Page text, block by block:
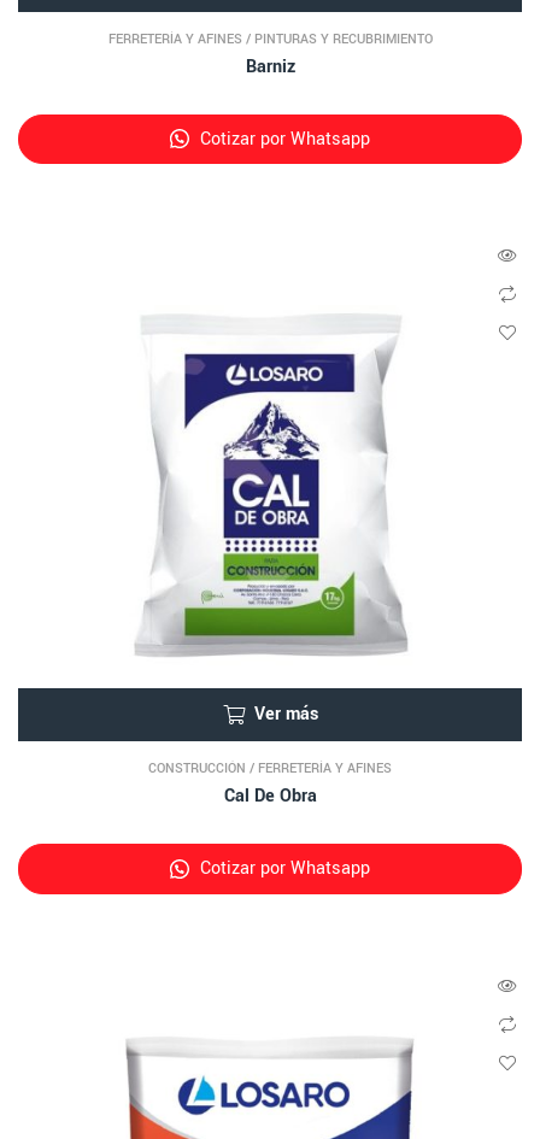
FERRETERÍA Y AFINES / PINTURAS Y RECUBRIMIENTO
Barniz
Cotizar por Whatsapp
Ver más
CONSTRUCCIÓN / FERRETERÍA Y AFINES
Cal De Obra
Cotizar por Whatsapp